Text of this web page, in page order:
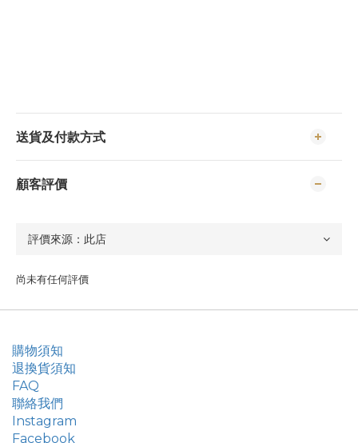
送貨及付款方式
顧客評價
尚未有任何評價
購物須知
退換貨須知
FAQ
聯絡我們
Instagram
Facebook